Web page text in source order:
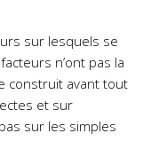
sur lesquels se
n’ont pas la
construit avant tout
et sur
sur les simples